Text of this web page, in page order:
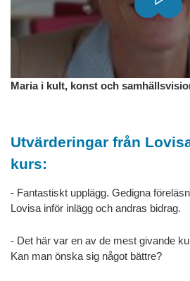
Maria i kult, konst och
Utvärderingar från
kurs:
- Fantastiskt upplägg. Gedigna
Lovisa inför inlägg och andras bidrag.
- Det här var en av de mest givande
Kan man önska sig något bättre?